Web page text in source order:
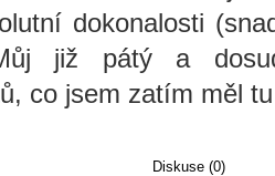
dokonalosti
již pátý a
co jsem zatím měl
Diskuse (0)